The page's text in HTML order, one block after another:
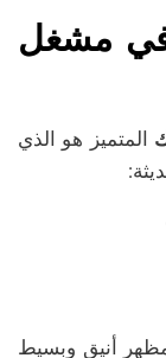
في مشغل
المتميز هو الذي
أنيق وبسيط